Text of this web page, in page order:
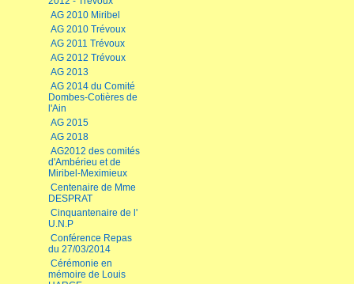
AG 2010 Miribel
AG 2010 Trévoux
AG 2011 Trévoux
AG 2012 Trévoux
AG 2013
AG 2014 du Comité
Dombes-Cotières de
l'Ain
AG 2015
AG 2018
AG2012 des comités
d'Ambérieu et de
Miribel-Meximieux
Centenaire de Mme
DESPRAT
Cinquantenaire de l'
U.N.P
Conférence Repas
du 27/03/2014
Cérémonie en
mémoire de Louis